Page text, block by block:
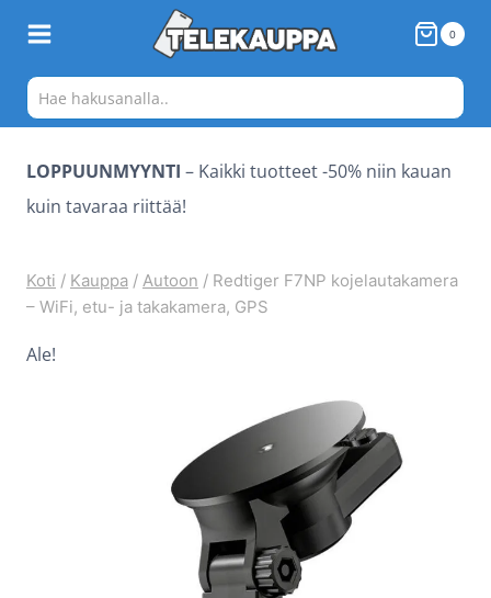
sisältöön
0
LOPPUUNMYYNTI – Kaikki tuotteet -50% niin kauan
kuin tavaraa riittää!
Koti / Kauppa / Autoon / Redtiger F7NP kojelautakamera
– WiFi, etu- ja takakamera, GPS
Ale!